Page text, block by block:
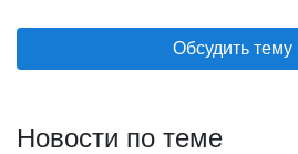
Обсудить тему
Новости по теме